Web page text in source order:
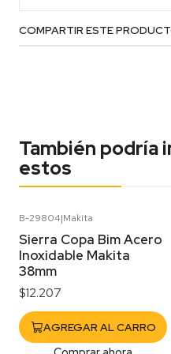
COMPARTIR ESTE
También podría
estos
B-29804|Makita
Sierra Copa Bim Acero
Inoxidable Makita
38mm
$12.207
AGREGAR AL CARRO